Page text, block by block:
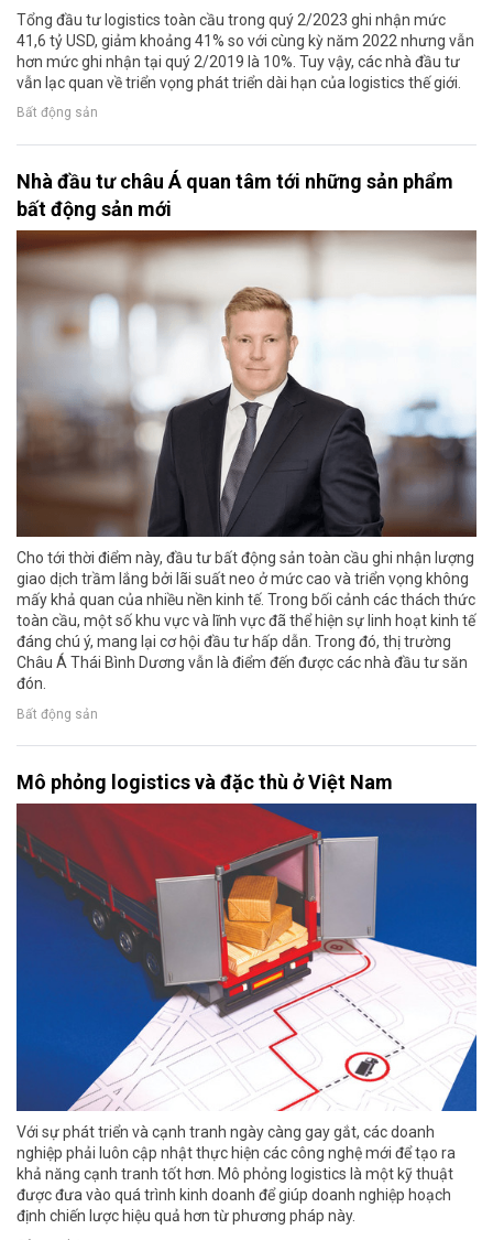
Tổng đầu tư logistics toàn cầu trong quý 2/2023 ghi nhận mức
41,6 tỷ USD, giảm khoảng 41% so với cùng kỳ năm 2022 nhưng vẫn
hơn mức ghi nhận tại quý 2/2019 là 10%. Tuy vậy, các nhà đầu tư
vẫn lạc quan về triển vọng phát triển dài hạn của logistics thế giới.
Bất động sản
Nhà đầu tư châu Á quan tâm tới những sản phẩm
bất động sản mới
Cho tới thời điểm này, đầu tư bất động sản toàn cầu ghi nhận lượng
giao dịch trầm lắng bởi lãi suất neo ở mức cao và triển vọng không
mấy khả quan của nhiều nền kinh tế. Trong bối cảnh các thách thức
toàn cầu, một số khu vực và lĩnh vực đã thể hiện sự linh hoạt kinh tế
đáng chú ý, mang lại cơ hội đầu tư hấp dẫn. Trong đó, thị trường
Châu Á Thái Bình Dương vẫn là điểm đến được các nhà đầu tư săn
đón.
Bất động sản
Mô phỏng logistics và đặc thù ở Việt Nam
Với sự phát triển và cạnh tranh ngày càng gay gắt, các doanh
nghiệp phải luôn cập nhật thực hiện các công nghệ mới để tạo ra
khả năng cạnh tranh tốt hơn. Mô phỏng logistics là một kỹ thuật
được đưa vào quá trình kinh doanh để giúp doanh nghiệp hoạch
định chiến lược hiệu quả hơn từ phương pháp này.